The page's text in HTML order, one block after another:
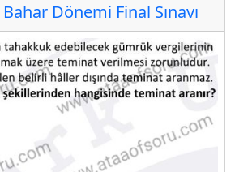
Dönemi Final Sınavı